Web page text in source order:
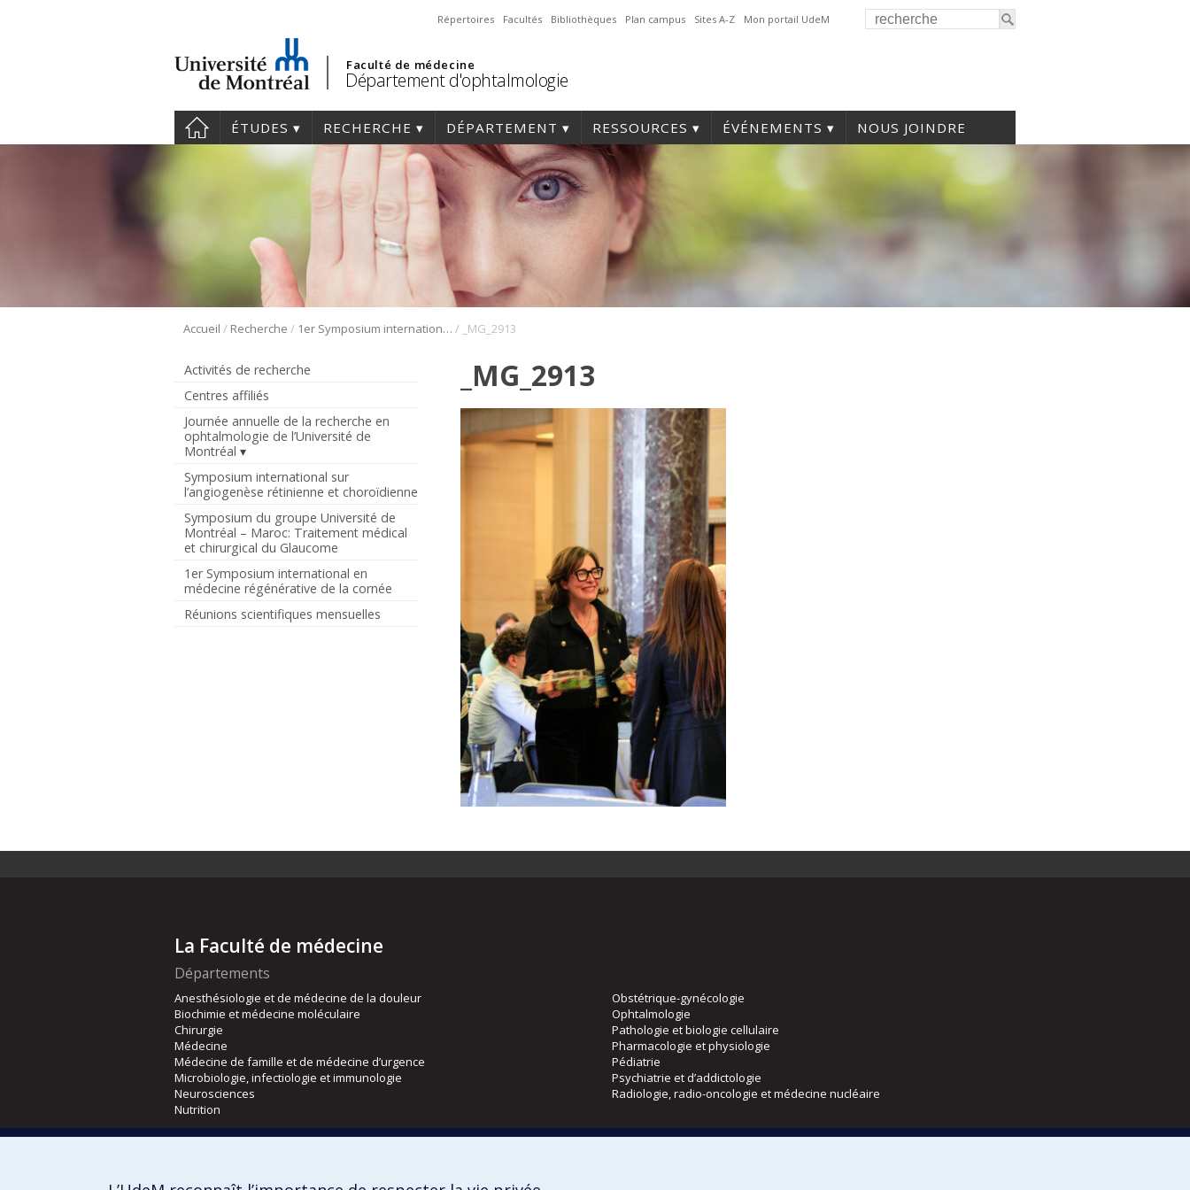
Répertoires Facultés Bibliothèques Plan campus Sites A-Z Mon portail UdeM
Faculté de médecine
Département d'ophtalmologie
ÉTUDES RECHERCHE DÉPARTEMENT RESSOURCES ÉVÉNEMENTS NOUS JOINDRE
Accueil / Recherche / 1er Symposium international en médecine régénérative de la cornée / _MG_2913
Activités de recherche
Centres affiliés
Journée annuelle de la recherche en
ophtalmologie de l’Université de
Montréal
Symposium international sur
l’angiogenèse rétinienne et choroïdienne
Symposium du groupe Université de
Montréal – Maroc: Traitement médical
et chirurgical du Glaucome
1er Symposium international en
médecine régénérative de la cornée
Réunions scientifiques mensuelles
_MG_2913
La Faculté de médecine
Départements
Anesthésiologie et de médecine de la douleur
Biochimie et médecine moléculaire
Chirurgie
Médecine
Médecine de famille et de médecine d’urgence
Microbiologie, infectiologie et immunologie
Neurosciences
Nutrition
Obstétrique-gynécologie
Ophtalmologie
Pathologie et biologie cellulaire
Pharmacologie et physiologie
Pédiatrie
Psychiatrie et d’addictologie
Radiologie, radio-oncologie et médecine nucléaire